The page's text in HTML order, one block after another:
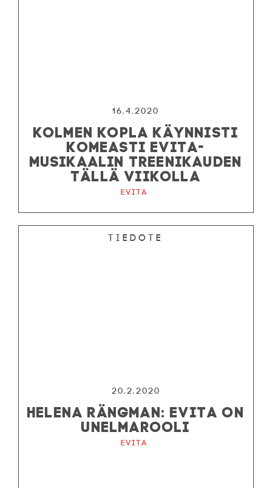
16.4.2020
KOLMEN KOPLA KÄYNNISTI
KOMEASTI EVITA-
MUSIKAALIN TREENIKAUDEN
TÄLLÄ VIIKOLLA
Evita
Tiedote
20.2.2020
HELENA RÄNGMAN: EVITA ON
UNELMAROOLI
Evita